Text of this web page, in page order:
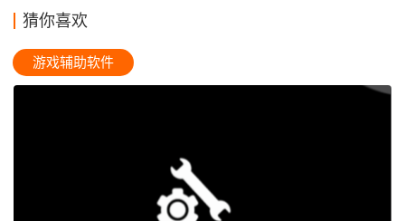
猜你喜欢
游戏辅助软件